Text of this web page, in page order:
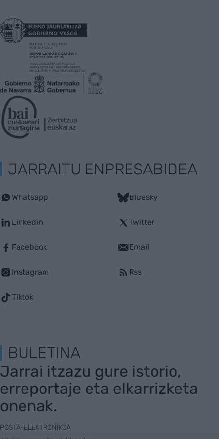
JARRAITU ENPRESABIDEA
Whatsapp
Linkedin
Facebook
Instagram
Tiktok
Bluesky
Twitter
Email
Rss
BULETINA
Jarrai itzazu gure istorio,
erreportaje eta elkarrizketa
onenak.
POSTA-ELEKTRONIKOA